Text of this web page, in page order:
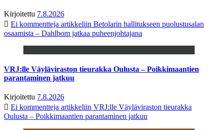
Kirjoitettu 7.8.2026
Ei kommentteja artikkeliin Betolarin hallitukseen puolustusalan
osaamista – Dahlbom jatkaa puheenjohtajana
VRJ:lle Väyläviraston tieurakka Oulusta – Poikkimaantien
parantaminen jatkuu
Kirjoitettu 7.8.2026
Ei kommentteja artikkeliin VRJ:lle Väyläviraston tieurakka
Oulusta – Poikkimaantien parantaminen jatkuu